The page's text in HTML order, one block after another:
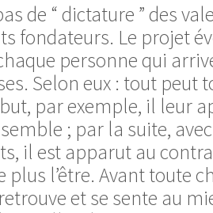
de “ dictature ” des
fondateurs. Le projet
personne qui
Selon eux : tout peut
par exemple, il leur
; par la suite,
il est apparut au
l’être. Avant toute
et se sente au